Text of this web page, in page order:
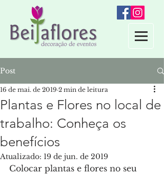
Post
Plantas e Flores no local de
trabalho: Conheça os
benefícios
16 de mai. de 2019 2 min de leitura
Atualizado: 19 de jun. de 2019
Colocar plantas e flores no seu